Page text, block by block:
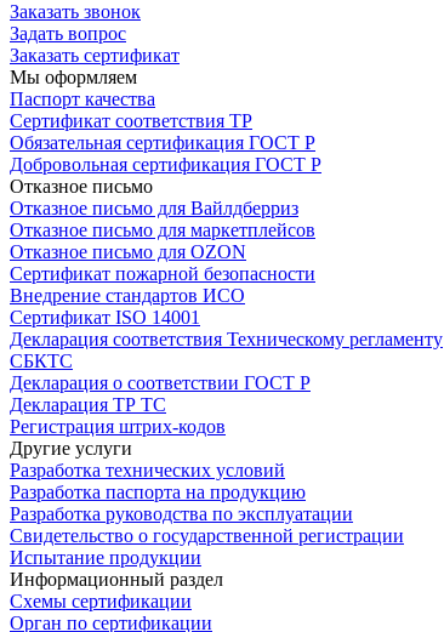
Заказать звонок
Задать вопрос
Заказать сертификат
Мы оформляем
Паспорт качества
Сертификат соответствия ТР
Обязательная сертификация ГОСТ Р
Добровольная сертификация ГОСТ Р
Отказное письмо
Отказное письмо для Вайлдберриз
Отказное письмо для маркетплейсов
Отказное письмо для OZON
Сертификат пожарной безопасности
Внедрение стандартов ИСО
Сертификат ISO 14001
Декларация соответствия Техническому регламенту
СБКТС
Декларация о соответствии ГОСТ Р
Декларация ТР ТС
Регистрация штрих-кодов
Другие услуги
Разработка технических условий
Разработка паспорта на продукцию
Разработка руководства по эксплуатации
Свидетельство о государственной регистрации
Испытание продукции
Информационный раздел
Схемы сертификации
Орган по сертификации